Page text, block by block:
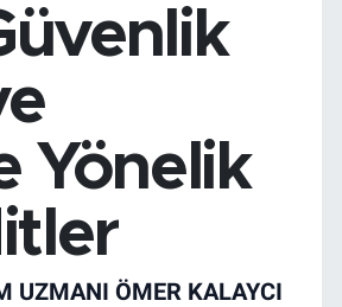
Yönelik
UZMANI ÖMER KALAYCI